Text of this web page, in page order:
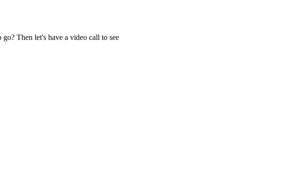
Then let's have a video call to see